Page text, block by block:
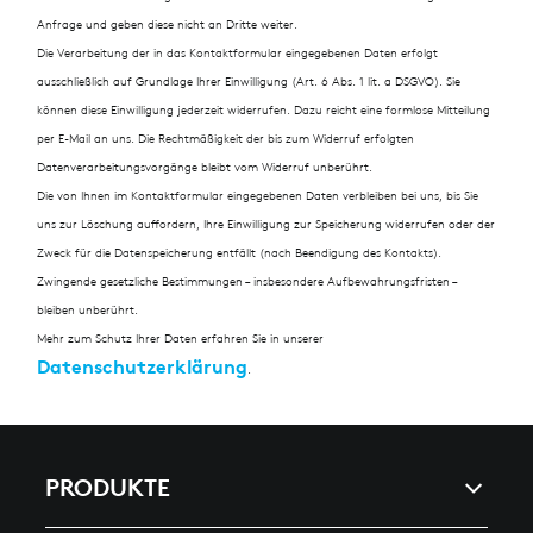
Anfrage und geben diese nicht an Dritte weiter.
Die Verarbeitung der in das Kontaktformular eingegebenen Daten erfolgt
ausschließlich auf Grundlage Ihrer Einwilligung (Art. 6 Abs. 1 lit. a DSGVO). Sie
können diese Einwilligung jederzeit widerrufen. Dazu reicht eine formlose Mitteilung
per E-Mail an uns. Die Rechtmäßigkeit der bis zum Widerruf erfolgten
Datenverarbeitungsvorgänge bleibt vom Widerruf unberührt.
Die von Ihnen im Kontaktformular eingegebenen Daten verbleiben bei uns, bis Sie
uns zur Löschung auffordern, Ihre Einwilligung zur Speicherung widerrufen oder der
Zweck für die Datenspeicherung entfällt (nach Beendigung des Kontakts).
Zwingende gesetzliche Bestimmungen – insbesondere Aufbewahrungsfristen –
bleiben unberührt.
Mehr zum Schutz Ihrer Daten erfahren Sie in unserer
Datenschutzerklärung
PRODUKTE